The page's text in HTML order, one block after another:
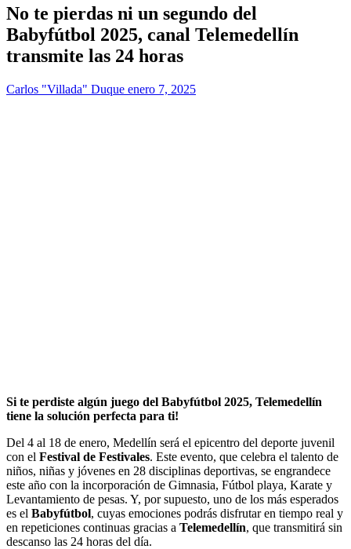
No te pierdas ni un segundo del
Babyfútbol 2025, canal Telemedellín
transmite las 24 horas
Carlos "Villada" Duque enero 7, 2025
Si te perdiste algún juego del Babyfútbol 2025, Telemedellín
tiene la solución perfecta para ti!
Del 4 al 18 de enero, Medellín será el epicentro del deporte juvenil
con el Festival de Festivales. Este evento, que celebra el talento de
niños, niñas y jóvenes en 28 disciplinas deportivas, se engrandece
este año con la incorporación de Gimnasia, Fútbol playa, Karate y
Levantamiento de pesas. Y, por supuesto, uno de los más esperados
es el Babyfútbol, cuyas emociones podrás disfrutar en tiempo real y
en repeticiones continuas gracias a Telemedellín, que transmitirá sin
descanso las 24 horas del día.